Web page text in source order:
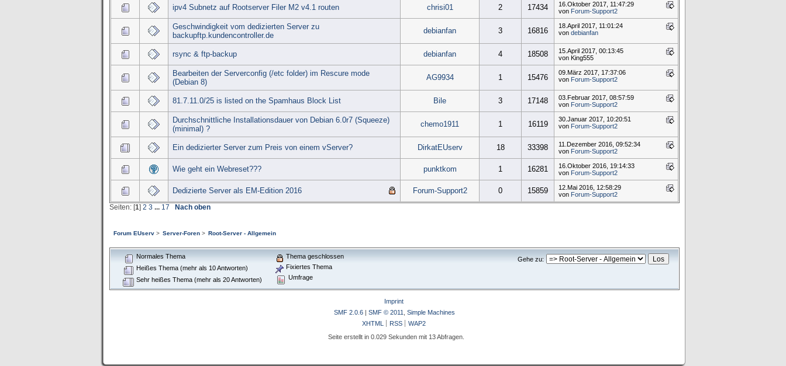
ipv4 Subnetz auf Rootserver Filer M2 v4.1 routen chrisi01 2 17434
16.Oktober 2017, 11:47:29
von Forum-Support2
Geschwindigkeit vom dedizierten Server zu
backupftp.kundencontroller.de
debianfan 3 16816
18.April 2017, 11:01:24
von debianfan
rsync & ftp-backup debianfan 4 18508
15.April 2017, 00:13:45
von King555
Bearbeiten der Serverconfig (/etc folder) im Rescure mode
(Debian 8)
AG9934 1 15476
09.März 2017, 17:37:06
von Forum-Support2
81.7.11.0/25 is listed on the Spamhaus Block List Bile 3 17148
03.Februar 2017, 08:57:59
von Forum-Support2
Durchschnittliche Installationsdauer von Debian 6.0r7 (Squeeze)
(minimal) ?
chemo1911 1 16119
30.Januar 2017, 10:20:51
von Forum-Support2
Ein dedizierter Server zum Preis von einem vServer? DirkatEUserv 18 33398
11.Dezember 2016, 09:52:34
von Forum-Support2
Wie geht ein Webreset??? punktkom 1 16281
16.Oktober 2016, 19:14:33
von Forum-Support2
Dedizierte Server als EM-Edition 2016 Forum-Support2 0 15859
12.Mai 2016, 12:58:29
von Forum-Support2
Seiten: [1] 2 3 ... 17 Nach oben
Forum EUserv> Server-Foren> Root-Server - Allgemein
Gehe zu:
Normales Thema
Heißes Thema (mehr als 10 Antworten)
Sehr heißes Thema (mehr als 20 Antworten)
Thema geschlossen
Fixiertes Thema
Umfrage
Imprint
SMF 2.0.6 | SMF © 2011
Simple Machines
XHTML
RSS
WAP2
Seite erstellt in 0.029 Sekunden mit 13 Abfragen.